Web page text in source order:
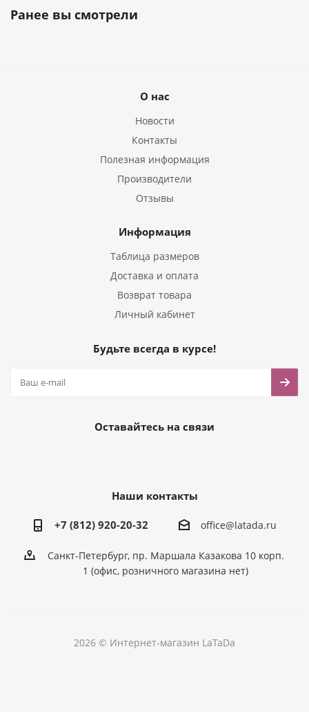
Ранее вы смотрели
О нас
Новости
Контакты
Полезная информация
Производители
Отзывы
Информация
Таблица размеров
Доставка и оплата
Возврат товара
Личный кабинет
Будьте всегда в курсе!
Оставайтесь на связи
Наши контакты
+7 (812) 920-20-32 office@latada.ru
Санкт-Петербург, пр. Маршала Казакова 10 корп.
1 (офис, розничного магазина нет)
2026 © Интернет-магазин LaTaDa